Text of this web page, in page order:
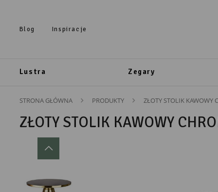
Blog Inspiracje
Lustra Zegary
STRONA GŁÓWNA PRODUKTY ZŁOTY STOLIK KAWOWY
ZŁOTY STOLIK KAWOWY